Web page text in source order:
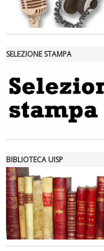
Tiziano Pesce nel
SELEZIONE STAMPA
BIBLIOTECA UISP